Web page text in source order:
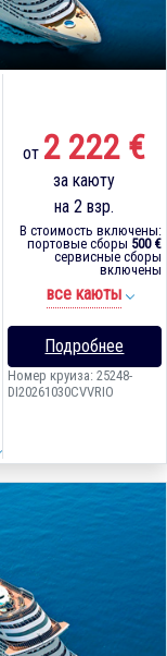
от 2 222 €
за каюту
на 2 взр.
В стоимость включены:
портовые сборы 500 €
сервисные сборы
включены
все каюты
Подробнее
Номер круиза: 25248-
DI20261030CVVRIO